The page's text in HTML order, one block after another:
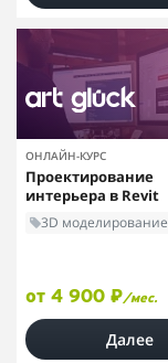
ОНЛАЙН-КУРС
Проектирование
интерьера в Revit
3D моделирование
от 4 900 ₽/мес.
Далее